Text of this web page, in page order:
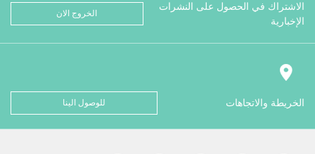
الاشتراك في الحصول على النشرات
الإخبارية
الخروج الان
الخريطة والاتجاهات للوصول الينا